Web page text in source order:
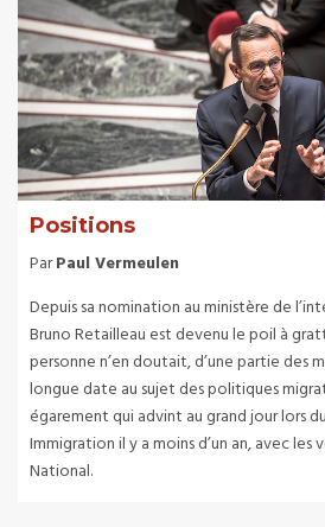
Positions
ParPaul Vermeulen
Depuis sa nomination au ministère de
Bruno Retailleau est devenu le poil à
personne n’en doutait, d’une partie des
longue date au sujet des politiques
égarement qui advint au grand jour lors
Immigration il y a moins d’un an, avec les
National.